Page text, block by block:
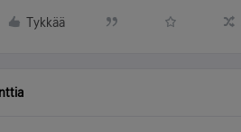
Tykkää